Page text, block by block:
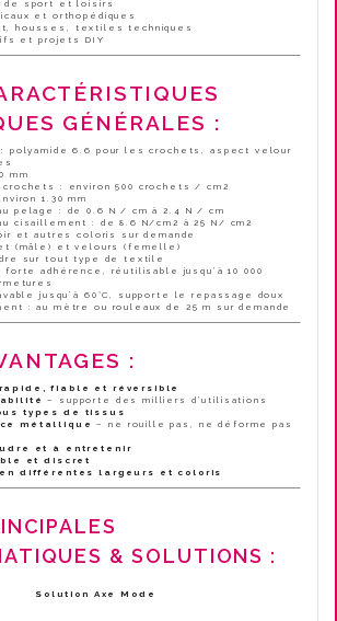
de sport et loisirs
et orthopédiques
housses, textiles techniques
et projets DIY
GÉNÉRALES :
: polyamide 6.6 pour les crochets, aspect velour
mm
: environ 500 crochets / cm2
1.30 mm
pelage : de 0.6 N / cm à 2.4 N / cm
cisaillement : de 8.6 N/cm2 à 25 N/ cm2
et autres coloris sur demande
(mâle) et velours (femelle)
sur tout type de textile
adhérence, réutilisable jusqu’à 10 000
jusqu’à 60°C, supporte le repassage doux
: au mètre ou rouleaux de 25 m sur demande
:
fiable et réversible
– supporte des milliers d’utilisations
types de tissus
métallique – ne rouille pas, ne déforme pas
et à entretenir
et discret
différentes largeurs et coloris
& SOLUTIONS :
Solution Axe Mode